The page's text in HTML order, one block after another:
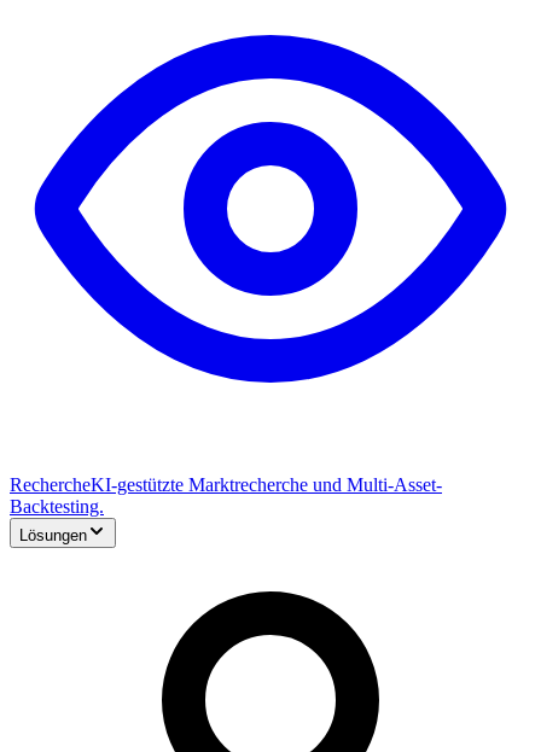
RechercheKI-gestützte Marktrecherche und Multi-Asset-
Backtesting.
Lösungen